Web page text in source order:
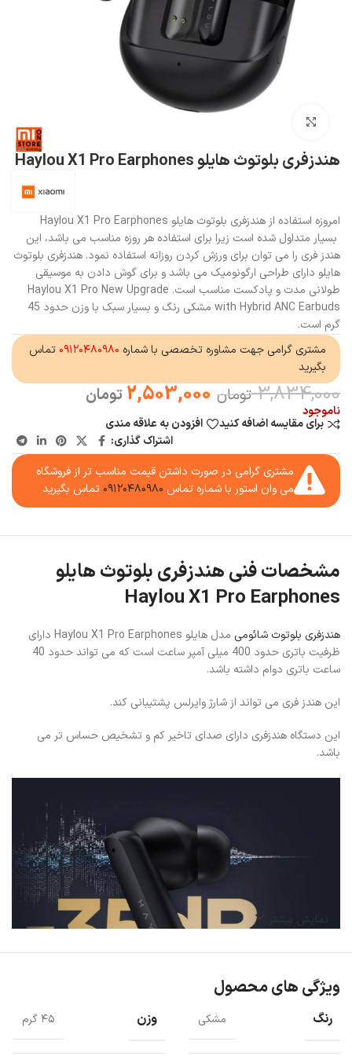
هندزفری بلوتوث هایلو Haylou X1 Pro Earphones
امروزه استفاده از هندزفری بلوتوث هایلو Haylou X1 Pro Earphones
بسیار متداول شده است زیرا برای استفاده هر روزه مناسب می باشد، این
هندز فری را می توان برای ورزش کردن روزانه استفاده نمود. هندزفری بلوتوث
هایلو دارای طراحی ارگونومیک می باشد و برای گوش دادن به موسیقی
طولانی مدت و پادکست مناسب است. Haylou X1 Pro New Upgrade
with Hybrid ANC Earbuds مشکی رنگ و بسیار سبک با وزن حدود 45
گرم است.
مشتری گرامی جهت مشاوره تخصصی با شماره ۰۹۱۲۰۴۸۰۹۸۰ تماس
بگیرید
3,834,000 تومان 2,503,000 تومان
ناموجود
برای مقایسه اضافه کنید
افزودن به علاقه مندی
اشتراک گذاری:
مشتری گرامی در صورت داشتن قیمت مناسب تر از فروشگاه
می وان استور با شماره تماس ۰۹۱۲۰۴۸۰۹۸۰ تماس بگیرید
مشخصات فنی هندزفری بلوتوث هایلو
Haylou X1 Pro Earphones
هندزفری بلوتوث شائومی
مدل هایلو Haylou X1 Pro Earphones دارای
ظرفیت باتری حدود 400 میلی آمپر ساعت است که می تواند حدود 40
ساعت باتری دوام داشته باشد.
این هندز فری می تواند از شارژ وایرلس پشتیبانی کند.
این دستگاه هندزفری دارای صدای تاخیر کم و تشخیص حساس تر می
باشد.
هندزفری بلوتوث هایلو با بلوتوث 5.2، اتصال پایدارتر و روان تری را به شما
نمایش بیشتر
ویژگی های محصول
رنگ مشکی وزن ۴۵ گرم